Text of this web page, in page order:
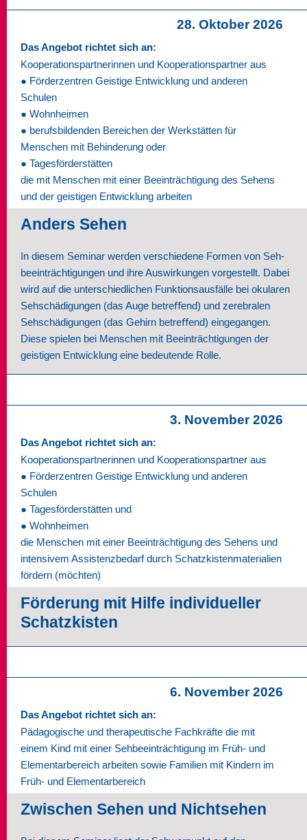
28. Oktober 2026
Das Angebot richtet sich an:
Kooperationspartnerinnen und Kooperationspartner aus
● Förderzentren Geistige Entwicklung und anderen
Schulen
● Wohnheimen
● berufsbildenden Bereichen der Werkstätten für
Menschen mit Behinderung oder
● Tagesförderstätten
die mit Menschen mit einer Beeinträchtigung des Sehens
und der geistigen Entwicklung arbeiten
Anders Sehen
In diesem Seminar werden verschiedene Formen von Seh-
beeinträchtigungen und ihre Auswirkungen vorgestellt. Dabei
wird auf die unterschiedlichen Funktionsausfälle bei okularen
Sehschädigungen (das Auge betreﬀend) und zerebralen
Sehschädigungen (das Gehirn betreﬀend) eingegangen.
Diese spielen bei Menschen mit Beeinträchtigungen der
geistigen Entwicklung eine bedeutende Rolle.
3. November 2026
Das Angebot richtet sich an:
Kooperationspartnerinnen und Kooperationspartner aus
● Förderzentren Geistige Entwicklung und anderen
Schulen
● Tagesförderstätten und
● Wohnheimen
die Menschen mit einer Beeinträchtigung des Sehens und
intensivem Assistenzbedarf durch Schatzkistenmaterialien
fördern (möchten)
Förderung mit Hilfe individueller
Schatzkisten
6. November 2026
Das Angebot richtet sich an:
Pädagogische und therapeutische Fachkräfte die mit
einem Kind mit einer Sehbeeinträchtigung im Früh- und
Elementarbereich arbeiten sowie Familien mit Kindern im
Früh- und Elementarbereich
Zwischen Sehen und Nichtsehen